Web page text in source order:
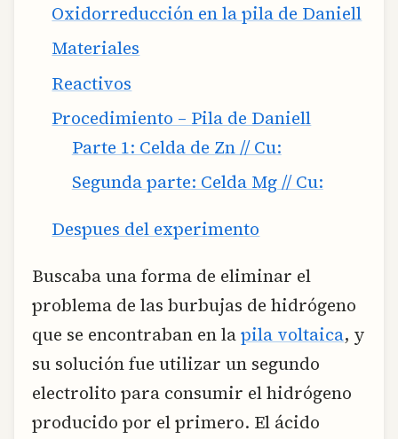
Oxidorreducción en la pila de Daniell
Materiales
Reactivos
Procedimiento – Pila de Daniell
Parte 1: Celda de Zn // Cu:
Segunda parte: Celda Mg // Cu:
Despues del experimento
Buscaba una forma de eliminar el
problema de las burbujas de hidrógeno
que se encontraban en lapila voltaica, y
su solución fue utilizar un segundo
electrolito para consumir el hidrógeno
producido por el primero. El ácido